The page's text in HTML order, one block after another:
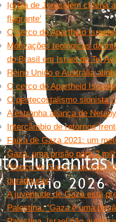
Igreja de Jerusalém chama
flagrante’
O cerco do Apartheid
Motivações teológicas da
do Brasil em Israel de Tel
Reino Unido e Austrália
O cerco do Apartheid
O pentecostalismo sionista
A estranha aliança de
Intercâmbio de retornos
Faixa de Gaza 2021: um
Gaza, uma prisão para 2
Pároco de Gaza: o acordo
duradouras
A juventude de Gaza está
Palestina. “Gaza é uma